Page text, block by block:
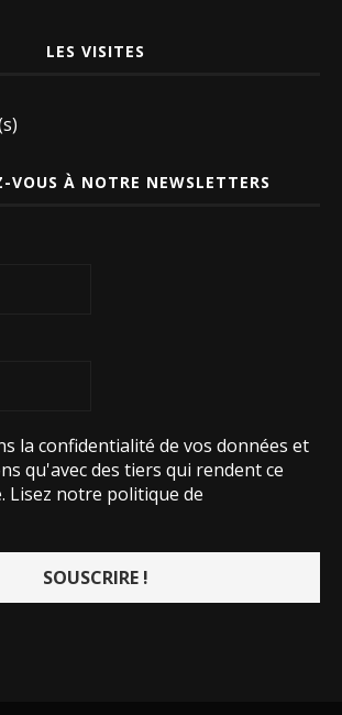
LES VISITES
VOUS À NOTRE NEWSLETTERS
la confidentialité de vos données et
qu'avec des tiers qui rendent ce
Lisez notre politique de